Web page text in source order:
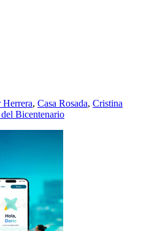
Herrera, Casa Rosada, Cristina
Bicentenario